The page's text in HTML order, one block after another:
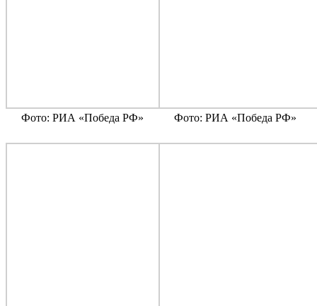
Фото: РИА «Победа РФ» Фото: РИА «Победа РФ»